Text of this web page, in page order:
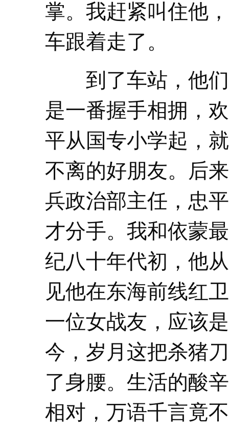
掌。我赶紧叫住他
车跟着走了。
到了车站，他
是一番握手相拥，
平从国专小学起，
不离的好朋友。后
兵政治部主任，忠
才分手。我和依蒙
纪八十年代初，他
见他在东海前线红
一位女战友，应该
今，岁月这把杀猪
了身腰。生活的酸
相对，万语千言竟